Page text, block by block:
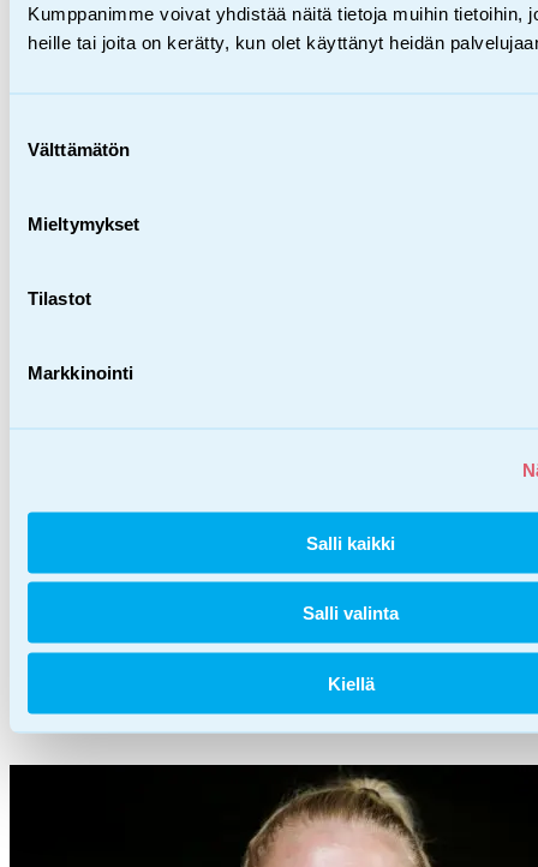
Kumppanimme voivat yhdistää näitä tietoja muihin tietoihin,
heille tai joita on kerätty, kun olet käyttänyt heidän
valinta
Välttämätön
Mieltymykset
Tilastot
Markkinointi
Salli kaikki
Salli valinta
Kiellä
H&M-myy­mä­löis­sä ke­rä­tään
lah­joi­tuk­sia las­ten har­ras­tus­
tu­keen
Fa­ze­rin ja SOS-Lap­si­ky­län
työn­te­ki­jät hi­koi­le­vat ke­säl­lä
las­ten hy­väk­si